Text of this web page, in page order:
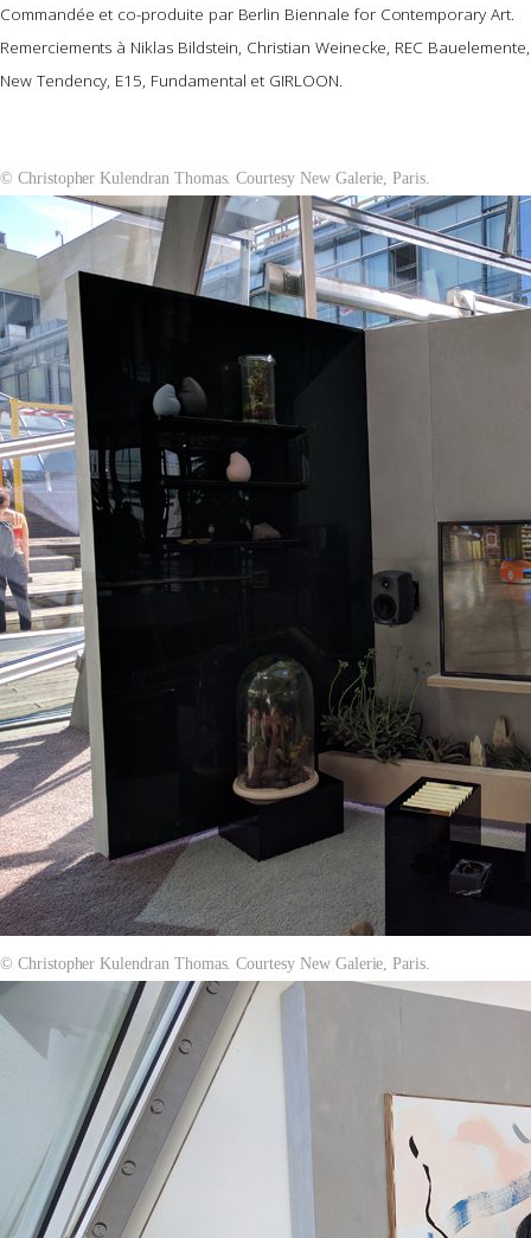
Commandée et co-produite par Berlin Biennale for Contemporary Art.
Remerciements à Niklas Bildstein, Christian Weinecke, REC Bauelemente,
New Tendency, E15, Fundamental et GIRLOON.
© Christopher Kulendran Thomas. Courtesy New Galerie, Paris.
© Christopher Kulendran Thomas. Courtesy New Galerie, Paris.